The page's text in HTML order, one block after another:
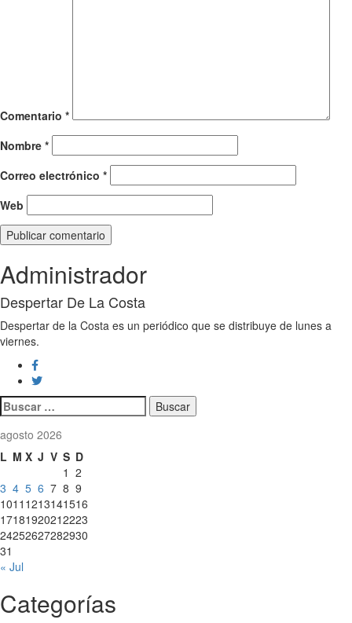
Comentario *
Nombre *
Correo electrónico *
Web
Administrador
Despertar De La Costa
Despertar de la Costa es un periódico que se distribuye de lunes a
viernes.
Buscar:
agosto 2026
L M X J V S D
1 2
3 4 5 6 7 8 9
1011 1213141516
17181920212223
24252627282930
31
« Jul
Categorías